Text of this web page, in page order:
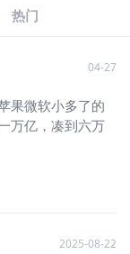
热门
04-27
果微软小多了的
万亿，凑到六万
2025-08-22